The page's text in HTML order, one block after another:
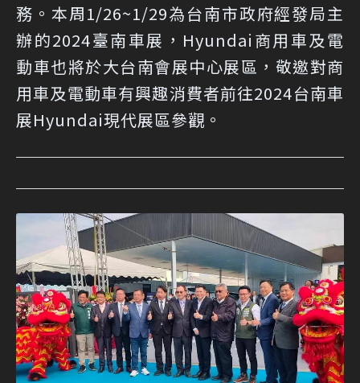
務。本周1/26~1/29為台南市政府經發局主
辦的2024臺南車展，Hyundai商用車及電
動車也將於大台南會展中心展區，敬邀對商
用車及電動車有興趣消費者前往2024台南車
展Hyundai現代展區參觀。